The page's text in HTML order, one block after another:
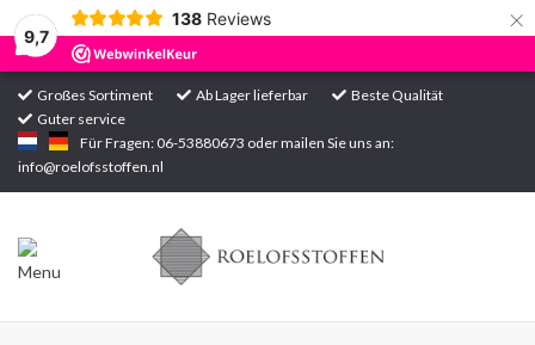
9,7
138 Reviews ×
Großes Sortiment Ab Lager lieferbar
Beste Qualität
Guter service
Für Fragen: 06-53880673 oder mailen Sie uns an:
info@roelofsstoffen.nl
Startseite
Sortiment